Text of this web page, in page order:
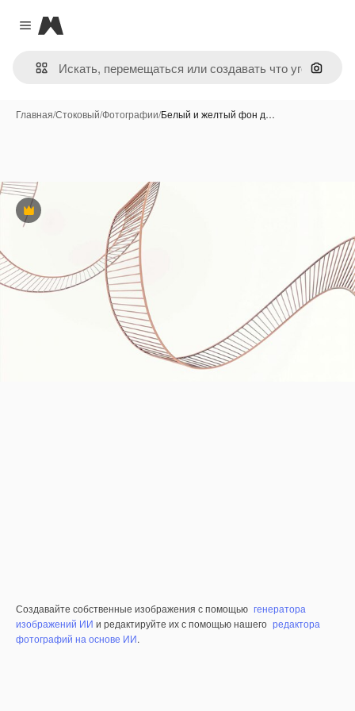
Close menu
Magnific
Поиск
Главная/Стоковый/Фотографии/Белый и желтый фон д…
Премиум
Создавайте собственные изображения с помощью генератора
изображений ИИ и редактируйте их с помощью нашего редактора
фотографий на основе ИИ.